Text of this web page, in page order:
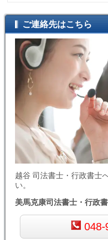
ご連絡先はこちら
越谷 司法書士・行政書士
い。
美馬克康司法書士・行政
048-